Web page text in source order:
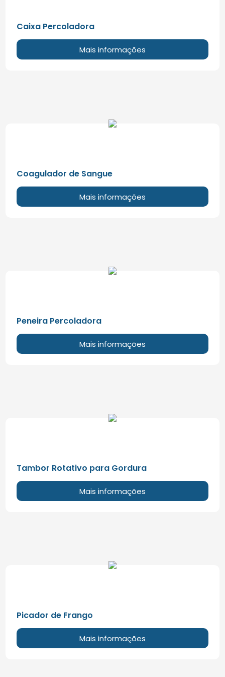
Caixa Percoladora
Mais informações
Coagulador de Sangue
Mais informações
Peneira Percoladora
Mais informações
Tambor Rotativo para Gordura
Mais informações
Picador de Frango
Mais informações